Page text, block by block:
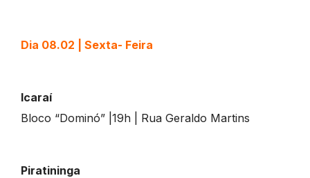
Dia 08.02 | Sexta- Feira
Icaraí
Bloco “Dominó” |19h | Rua Geraldo Martins
Piratininga